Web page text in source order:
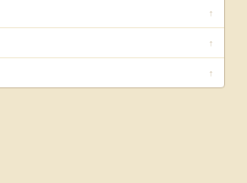
↑
↑
↑